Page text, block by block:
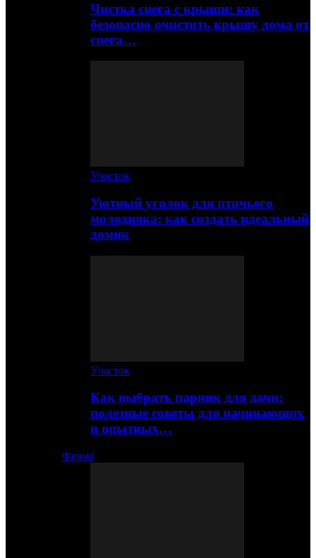
Чистка снега с крыши: как
безопасно очистить крышу дома от
снега…
Участок
Уютный уголок для птичьего
молодняка: как создать идеальный
домик
Участок
Как выбрать парник для дачи:
полезные советы для начинающих
и опытных…
Ферма